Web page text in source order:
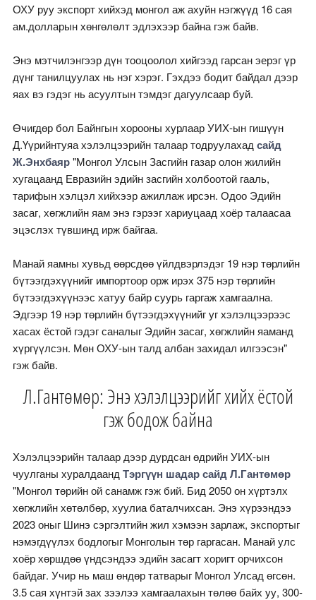
ОХУ руу экспорт хийхэд монгол аж ахуйн нэгжүүд 16 сая
ам.долларын хөнгөлөлт эдлэхээр байна гэж байв.
Энэ мэтчилэнгээр дүн тооцоолол хийгээд гарсан эерэг үр
дүнг танилцуулах нь нэг хэрэг. Гэхдээ бодит байдал дээр
яах вэ гэдэг нь асуултын тэмдэг дагуулсаар буй.
Өчигдөр бол Байнгын хорооны хурлаар УИХ-ын гишүүн
Д.Үүрийнтуяа хэлэлцээрийн талаар тодруулахад сайд
Ж.Энхбаяр"Монгол Улсын Засгийн газар олон жилийн
хугацаанд Евразийн эдийн засгийн холбоотой гааль,
тарифын хэлцэл хийхээр ажиллаж ирсэн. Одоо Эдийн
засаг, хөгжлийн яам энэ гэрээг хариуцаад хоёр талаасаа
эцэслэх түвшинд ирж байгаа.
Манай яамны хувьд өөрсдөө үйлдвэрлэдэг 19 нэр төрлийн
бүтээгдэхүүнийг импортоор орж ирэх 375 нэр төрлийн
бүтээгдэхүүнээс хатуу байр суурь гаргаж хамгаална.
Эдгээр 19 нэр төрлийн бүтээгдэхүүнийг уг хэлэлцээрээс
хасах ёстой гэдэг саналыг Эдийн засаг, хөгжлийн яаманд
хүргүүлсэн. Мөн ОХУ-ын талд албан захидал илгээсэн"
гэж байв.
Л.Гантөмөр: Энэ хэлэлцээрийг хийх ёстой
гэж бодож байна
Хэлэлцээрийн талаар дээр дурдсан өдрийн УИХ-ын
чуулганы хуралдаанд Тэргүүн шадар сайд Л.Гантөмөр
"Монгол төрийн ой санамж гэж бий. Бид 2050 он хүртэлх
хөгжлийн хөтөлбөр, хуулиа баталчихсан. Энэ хүрээндээ
2023 оныг Шинэ сэргэлтийн жил хэмээн зарлаж, экспортыг
нэмэгдүүлэх бодлогыг Монголын төр гаргасан. Манай улс
хоёр хөршдөө үндсэндээ эдийн засагт хоригт орчихсон
байдаг. Учир нь маш өндөр татварыг Монгол Улсад өгсөн.
3.5 сая хүнтэй зах зээлээ хамгаалахын төлөө байх уу, 300-